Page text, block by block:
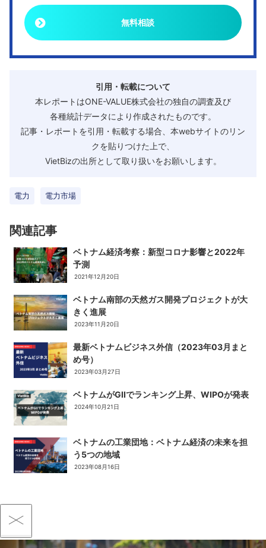
無料相談
引用・転載について
本レポートはONE-VALUE株式会社の独自の調査及び
各種統計データにより作成されたものです。
記事・レポートを引用・転載する場合、本webサイトのリン
クを貼りつけた上で、
VietBizの出所として取り扱いをお願いします。
電力 電力市場
関連記事
ベトナム経済考察：新型コロナ影響と2022年
予測
2021年12月20日
ベトナム南部の天然ガス開発プロジェクトが大
きく進展
2023年11月20日
最新ベトナムビジネス外信（2023年03月まと
め号）
2023年03月27日
ベトナムがGIIでランキング上昇、WIPOが発表
2024年10月21日
ベトナムの工業団地：ベトナム経済の未来を担
う5つの地域
2023年08月16日